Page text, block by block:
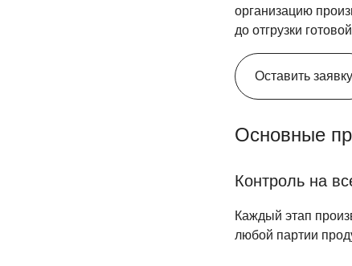
организацию
до отгрузки
Оставить заявку
Основные
Контроль на
Каждый этап
любой партии